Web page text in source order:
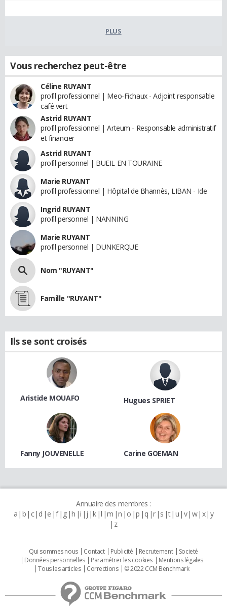
PLUS
Vous recherchez peut-être
Céline RUYANT
profil professionnel | Meo-Fichaux - Adjoint responsable
café vert
Astrid RUYANT
profil professionnel | Arteum - Responsable administratif
et financier
Astrid RUYANT
profil personnel | BUEIL EN TOURAINE
Marie RUYANT
profil professionnel | Hôpital de Bhannès, LIBAN - Ide
Ingrid RUYANT
profil personnel | NANNING
Marie RUYANT
profil personnel | DUNKERQUE
Nom "RUYANT"
Famille "RUYANT"
Ils se sont croisés
Aristide MOUAFO Hugues SPRIET
Fanny JOUVENELLE Carine GOEMAN
Annuaire des membres :
a b c d e f g h i j k l m n o p q r s t u v w x y
z
Qui sommes nous Contact Publicité Recrutement
Societé
Données personnelles
Paramétrer les cookies
Mentions légales
Tous les articles
Corrections © 2022 CCM Benchmark